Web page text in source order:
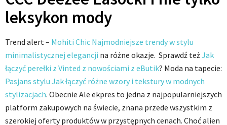
leksykon mody
Trend alert – Mohiti Chic Najmodniejsze trendy w stylu
minimalistycznej elegancji na różne okazje. Sprawdź teżJak
łączyć perełki z Vinted z nowościami z eButik? Moda na tapecie:
Pasjans stylu Jak łączyć różne wzory i tekstury w modnych
stylizacjach. Obecnie Ale ekpres to jedna z najpopularniejszych
platform zakupowych na świecie, znana przede wszystkim z
szerokiej oferty produktów w przystępnych cenach. Choć alien